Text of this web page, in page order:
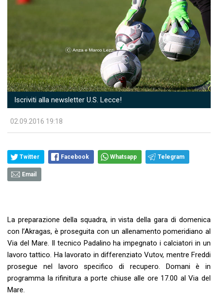
Iscriviti alla newsletter U.S. Lecce!
02.09.2016 19:18
Twitter Facebook Whatsapp Telegram
Email
La preparazione della squadra, in vista della gara di domenica
con l’Akragas, è proseguita con un allenamento pomeridiano al
Via del Mare. Il tecnico Padalino ha impegnato i calciatori in un
lavoro tattico. Ha lavorato in differenziato Vutov, mentre Freddi
prosegue nel lavoro specifico di recupero. Domani è in
programma la rifinitura a porte chiuse alle ore 17.00 al Via del
Mare.